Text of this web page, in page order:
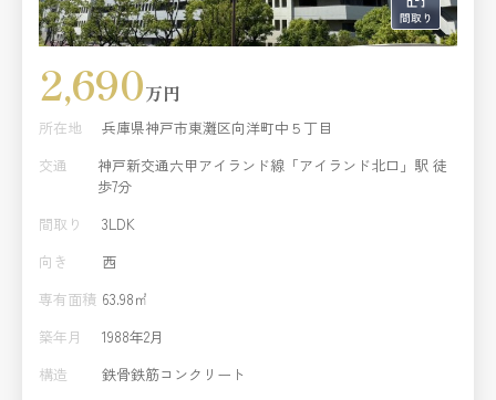
2,690万円
所在地
兵庫県神戸市東灘区向洋町中５丁目
交通
神戸新交通六甲アイランド線「アイランド北口」駅 徒
歩7分
間取り
3LDK
向き
西
専有面積 63.98㎡
築年月
1988年2月
構造
鉄骨鉄筋コンクリート